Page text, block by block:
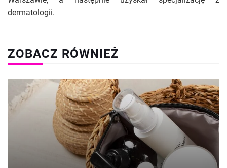
dermatologii.
ZOBACZ RÓWNIEŻ